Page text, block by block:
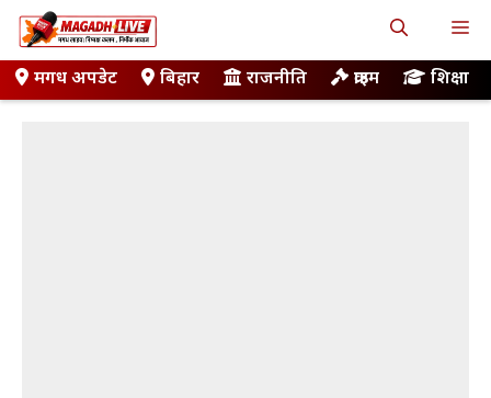
Skip
to
contentमगध अपडेट बिहार राजनीति क्राइम शिक्षा